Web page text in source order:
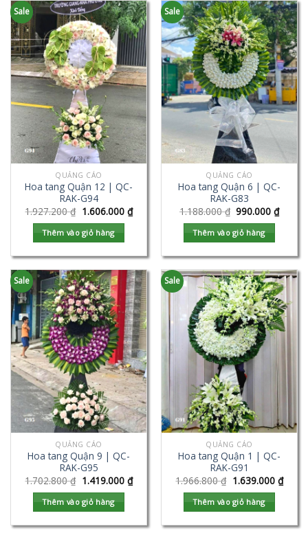
Sale
QUẢNG CÁO
Hoa tang Quận 12 | QC-
RAK-G94
1.927.200₫ 1.606.000 ₫
Thêm vào giỏ hàng
Sale
QUẢNG CÁO
Hoa tang Quận 6 | QC-
RAK-G83
1.188.000₫ 990.000₫
Thêm vào giỏ hàng
Sale
QUẢNG CÁO
Hoa tang Quận 9 | QC-
RAK-G95
1.702.800₫ 1.419.000 ₫
Thêm vào giỏ hàng
Sale
QUẢNG CÁO
Hoa tang Quận 1 | QC-
RAK-G91
1.966.800₫ 1.639.000 ₫
Thêm vào giỏ hàng